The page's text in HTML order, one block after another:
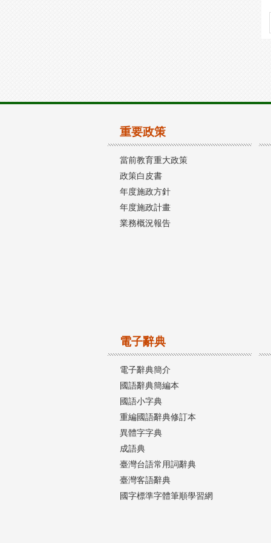
重要政策
當前教育重大政策
政策白皮書
年度施政方針
年度施政計畫
業務概況報告
電子辭典
電子辭典簡介
國語辭典簡編本
國語小字典
重編國語辭典修訂本
異體字字典
成語典
臺灣台語常用詞辭典
臺灣客語辭典
國字標準字體筆順學習網